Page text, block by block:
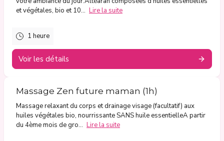
et végétales, bio et 10... Lire la suite
1 heure
Voir les détails
Massage Zen future maman (1h)
Massage relaxant du corps et drainage visage (facultatif) aux
huiles végétales bio, nourrissante SANS huile essentielleA partir
du 4ème mois de gro... Lire la suite